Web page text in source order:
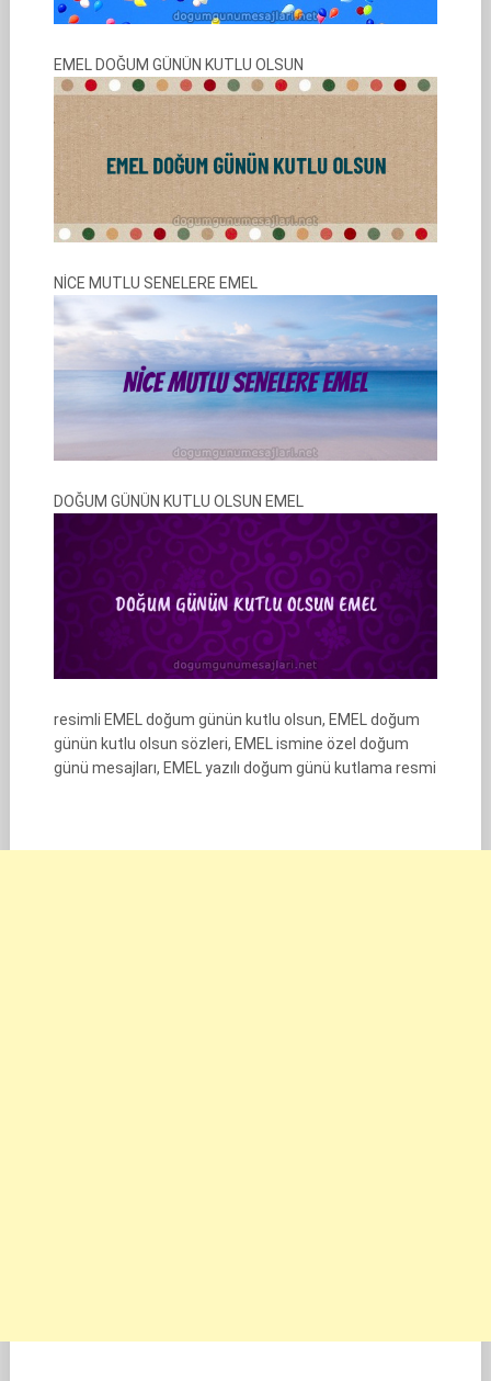
EMEL DOĞUM GÜNÜN KUTLU OLSUN
NİCE MUTLU SENELERE EMEL
DOĞUM GÜNÜN KUTLU OLSUN EMEL
resimli EMEL doğum günün kutlu olsun, EMEL doğum
günün kutlu olsun sözleri, EMEL ismine özel doğum
günü mesajları, EMEL yazılı doğum günü kutlama resmi